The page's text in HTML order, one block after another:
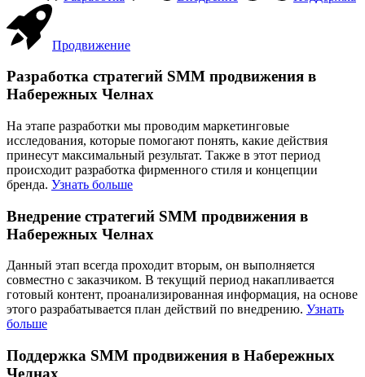
Продвижение
Разработка стратегий SMM продвижения в
Набережных Челнах
На этапе разработки мы проводим маркетинговые
исследования, которые помогают понять, какие действия
принесут максимальный результат. Также в этот период
происходит разработка фирменного стиля и концепции
бренда. Узнать больше
Внедрение стратегий SMM продвижения в
Набережных Челнах
Данный этап всегда проходит вторым, он выполняется
совместно с заказчиком. В текущий период накапливается
готовый контент, проанализированная информация, на основе
этого разрабатывается план действий по внедрению. Узнать
больше
Поддержка SMM продвижения в Набережных
Челнах